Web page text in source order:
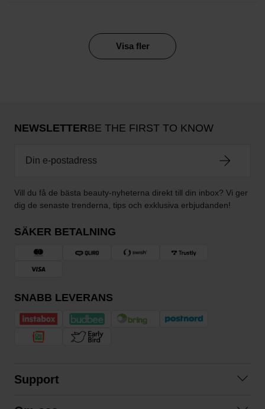
Visa fler
NEWSLETTERBE THE FIRST TO KNOW
Vill du få de bästa beauty-nyheterna direkt till din inbox? Vi ger
dig de senaste trenderna, tips och exklusiva erbjudanden!
SÄKER BETALNING
SNABB LEVERANS
Support